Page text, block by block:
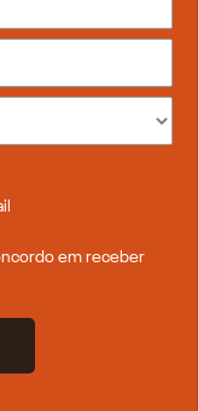
em receber